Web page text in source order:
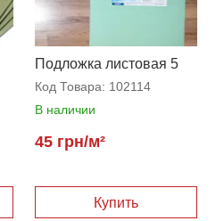
Подложка листовая 5
мм
Код Товара: 102114
В наличии
45 грн/м²
Купить